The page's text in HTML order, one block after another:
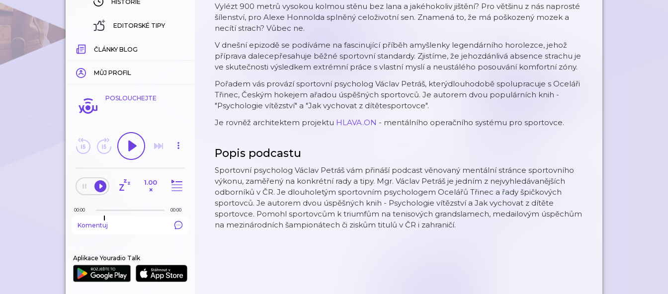
HISTORIE
EDITORSKÉ TIPY
ČLÁNKY BLOG
MŮJ PROFIL
POSLOUCHEJTE
1.00
×
00:00 00:00
Komentuj
Aplikace Youradio Talk
Vylézt 900 metrů vysokou kolmou stěnu bez lana a jakéhokoliv jištění? Pro většinu z nás naprosté
šílenství, pro Alexe Honnolda splněný celoživotní sen. Znamená to, že má poškozený mozek a
necítí strach? Vůbec ne.
V dnešní epizodě se podíváme na fascinující příběh amyšlenky legendárního horolezce, jehož
příprava dalecepřesahuje běžné sportovní standardy. Zjistíme, že jehozdánlivá absence strachu je
ve skutečnosti výsledkem extrémní práce s vlastní myslí a neustálého posouvání komfortní zóny.
Pořadem vás provází sportovní psycholog Václav Petráš, kterýdlouhodobě spolupracuje s Oceláři
Třinec, Českým hokejem ařadou úspěšných sportovců. Je autorem dvou populárních knih -
"Psychologie vítězství" a "Jak vychovat z dítětesportovce".
Je rovněž architektem projektu HLAVA.ON - mentálního operačního systému pro sportovce.
Popis podcastu
Sportovní psycholog Václav Petráš vám přináší podcast věnovaný mentální stránce sportovního
výkonu, zaměřený na konkrétní rady a tipy. Mgr. Václav Petráš je jedním z nejvyhledávanějších
odborníků v ČR. Je dlouholetým sportovním psychologem Ocelářů Třinec a řady špičkových
sportovců. Je autorem dvou úspěšných knih - Psychologie vítězství a Jak vychovat z dítěte
sportovce. Pomohl sportovcům k triumfům na tenisových grandslamech, medailovým úspěchům
na mezinárodních šampionátech či ziskům titulů v ČR i zahraničí.